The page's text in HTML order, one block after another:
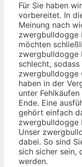
Für Sie haben
vorbereitet. In
Meinung nach
zwergbulldogge
möchten
zwergbulldogge
schlecht,
zwergbulldogge
haben in der
unter
Ende. Eine
gehört einfach
zwergbulldogge
Unser
dabei. So sind
sich sicher sein,
werden.